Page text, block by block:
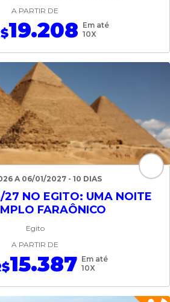
A PARTIR DE
19.208 Em até
10X
A 06/01/2027 - 10 DIAS
27 NO EGITO: UMA NOITE
FARAÔNICO
Egito
A PARTIR DE
15.387 Em até
10X